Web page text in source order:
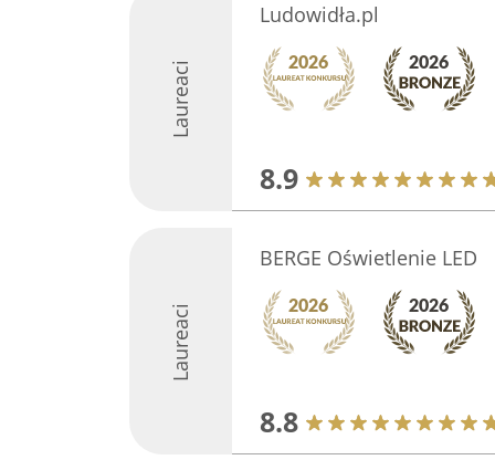
Laureaci
Ludowidła.pl
8.9
Laureaci
BERGE Oświetlenie LED
8.8